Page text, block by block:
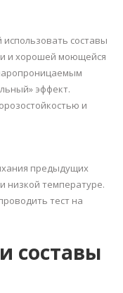
составы
и хорошей моющейся
эффект.
и
предыдущих
низкой температуре.
тест на
составы